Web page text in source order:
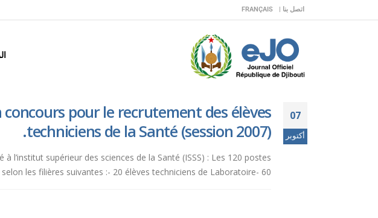
اتصل بنا | FRANÇAIS
07
أكتوبر
pour le recrutement des élèves
techniciens de la Santé (session 2007).
l’institut supérieur des sciences de la Santé (ISSS) : Les 120 postes
les filières suivantes :- 20 élèves techniciens de Laboratoire- 60...